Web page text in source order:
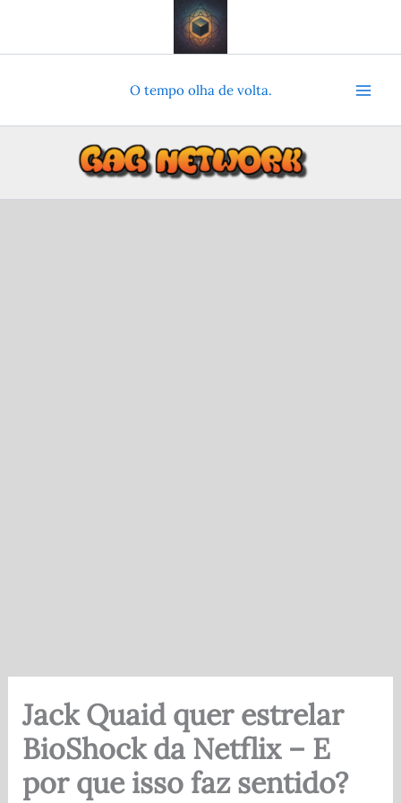
o
O tempo olha de volta.
Jack Quaid quer estrelar
BioShock da Netflix – E
por que isso faz sentido?